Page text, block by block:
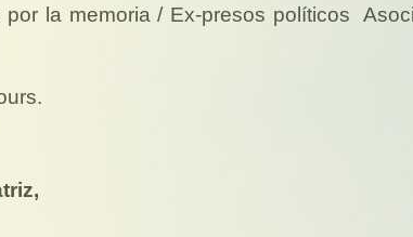
la memoria / Ex-presos políticos